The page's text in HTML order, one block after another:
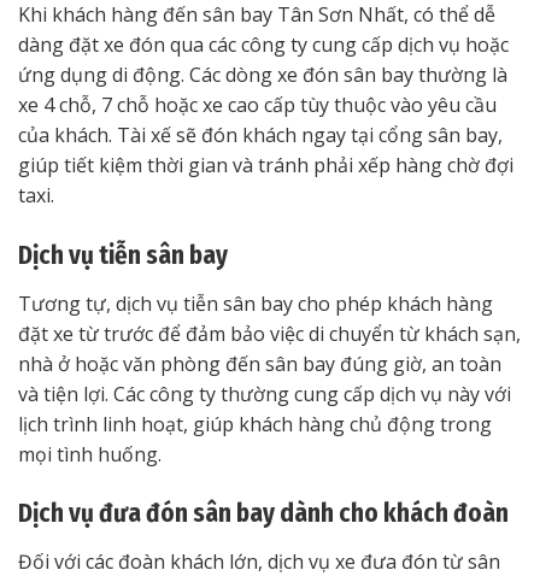
Khi khách hàng đến sân bay Tân Sơn Nhất, có thể dễ
dàng đặt xe đón qua các công ty cung cấp dịch vụ hoặc
ứng dụng di động. Các dòng xe đón sân bay thường là
xe 4 chỗ, 7 chỗ hoặc xe cao cấp tùy thuộc vào yêu cầu
của khách. Tài xế sẽ đón khách ngay tại cổng sân bay,
giúp tiết kiệm thời gian và tránh phải xếp hàng chờ đợi
taxi.
Dịch vụ tiễn sân bay
Tương tự, dịch vụ tiễn sân bay cho phép khách hàng
đặt xe từ trước để đảm bảo việc di chuyển từ khách sạn,
nhà ở hoặc văn phòng đến sân bay đúng giờ, an toàn
và tiện lợi. Các công ty thường cung cấp dịch vụ này với
lịch trình linh hoạt, giúp khách hàng chủ động trong
mọi tình huống.
Dịch vụ đưa đón sân bay dành cho khách đoàn
Đối với các đoàn khách lớn, dịch vụ xe đưa đón từ sân